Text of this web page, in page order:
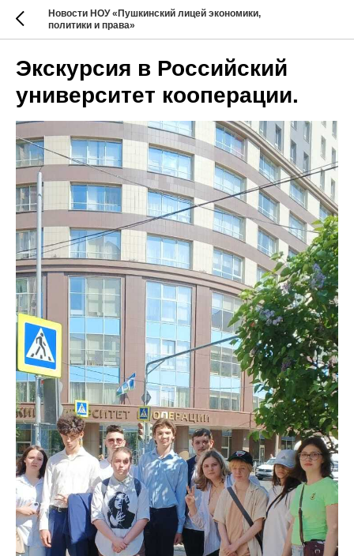
Новости НОУ «Пушкинский лицей экономики,
политики и права»
Экскурсия в Российский
университет кооперации.